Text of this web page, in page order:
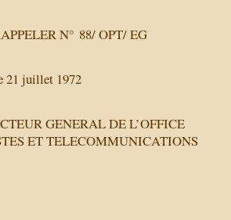
N° 88/ OPT/ EG
21 juillet 1972
GENERAL DE L’OFFICE
ET TELECOMMUNICATIONS